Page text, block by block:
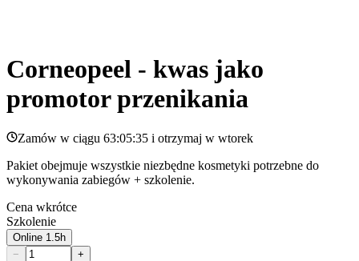
Corneopeel - kwas jako
promotor przenikania
Zamów w ciągu 63:05:35 i otrzymaj w wtorek
Pakiet obejmuje wszystkie niezbędne kosmetyki potrzebne do
wykonywania zabiegów + szkolenie.
Cena wkrótce
Szkolenie
Online 1.5h
−
+